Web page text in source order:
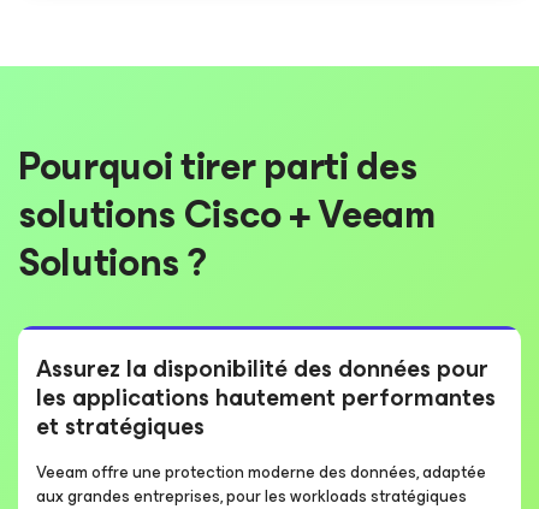
Pourquoi tirer parti des
solutions Cisco + Veeam
Solutions ?
Assurez la disponibilité des données pour
les applications hautement performantes
et stratégiques
Veeam offre une protection moderne des données, adaptée
aux grandes entreprises, pour les workloads stratégiques